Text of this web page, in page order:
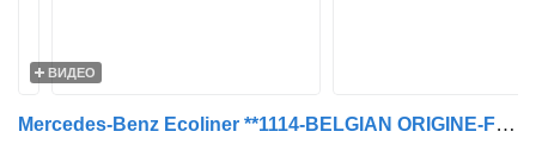
ВИДЕО
Mercedes-Benz Ecoliner **1114-BELGIAN ORIGINE-FULL STEEL**